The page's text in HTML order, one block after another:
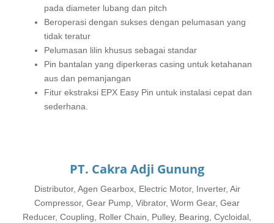
pada diameter lubang dan pitch
Beroperasi dengan sukses dengan pelumasan yang
tidak teratur
Pelumasan lilin khusus sebagai standar
Pin bantalan yang diperkeras casing untuk ketahanan
aus dan pemanjangan
Fitur ekstraksi EPX Easy Pin untuk instalasi cepat dan
sederhana.
PT. Cakra Adji Gunung
Distributor, Agen Gearbox, Electric Motor, Inverter, Air
Compressor, Gear Pump, Vibrator, Worm Gear, Gear
Reducer, Coupling, Roller Chain, Pulley, Bearing, Cycloidal,